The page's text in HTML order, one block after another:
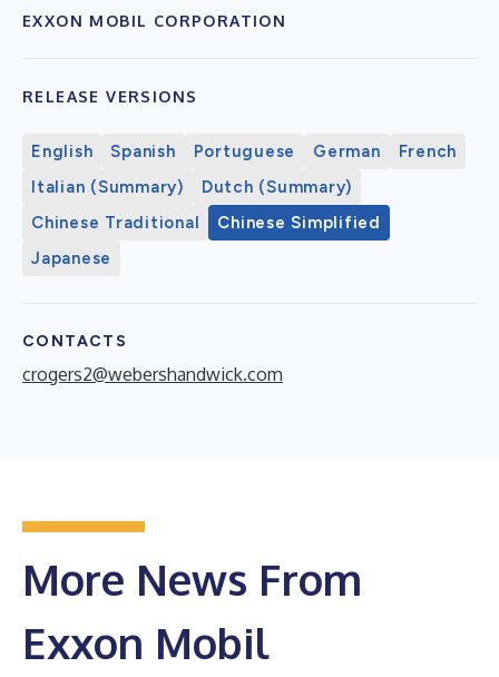
EXXON MOBIL CORPORATION
RELEASE VERSIONS
English Spanish Portuguese German
French
Italian (Summary)
Dutch (Summary)
Chinese Traditional
Chinese Simplified
Japanese
CONTACTS
crogers2@webershandwick.com
More News From
Exxon Mobil